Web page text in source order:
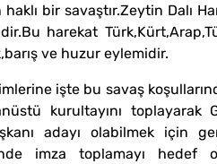
haklı bir savaştır.Zeytin
harekat
ve huzur eylemidir.
işte bu savaş
kurultayını toplayarak
adayı olabilmek için
imza toplamayı hedef